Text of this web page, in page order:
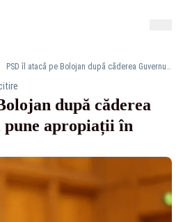
PSD îl atacă pe Bolojan după căderea Guvernului: „Își pune apropiații în funcții-cheie”
după căderea
apropiații în